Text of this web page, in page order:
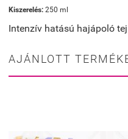
Kiszerelés: 250 ml
Intenzív hatású hajápoló
AJÁNLOTT